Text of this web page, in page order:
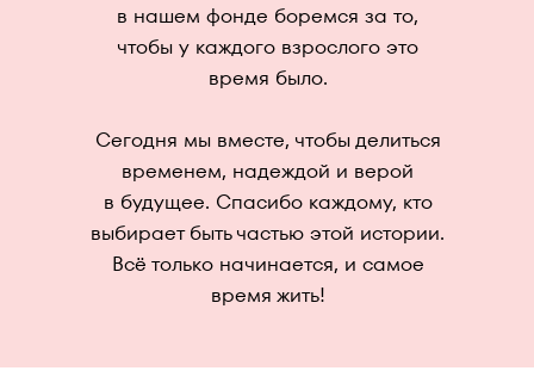
в нашем фонде боремся за то,
чтобы у каждого взрослого это
время было.
Сегодня мы вместе, чтобы делиться
временем, надеждой и верой
в будущее. Спасибо каждому, кто
выбирает быть частью этой истории.
Всё только начинается, и самое
время жить!